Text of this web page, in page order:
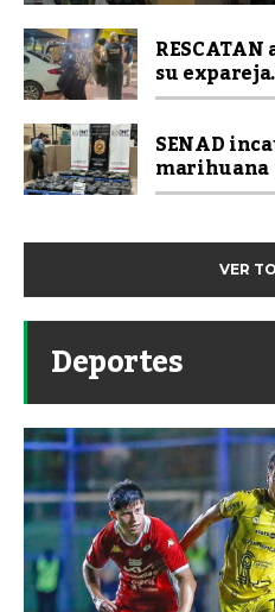
su
SENAD
marihuana
VER
Deportes